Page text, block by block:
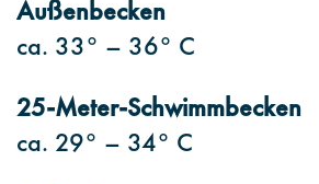
Außenbecken
ca. 33° – 36° C
25-Meter-Schwimmbecken
ca. 29° – 34° C